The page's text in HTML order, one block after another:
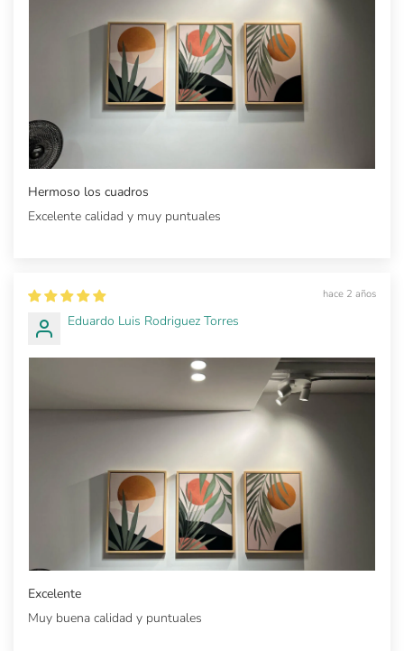
Hermoso los cuadros
Excelente calidad y muy puntuales
hace 2 años
Eduardo Luis Rodriguez Torres
Excelente
Muy buena calidad y puntuales